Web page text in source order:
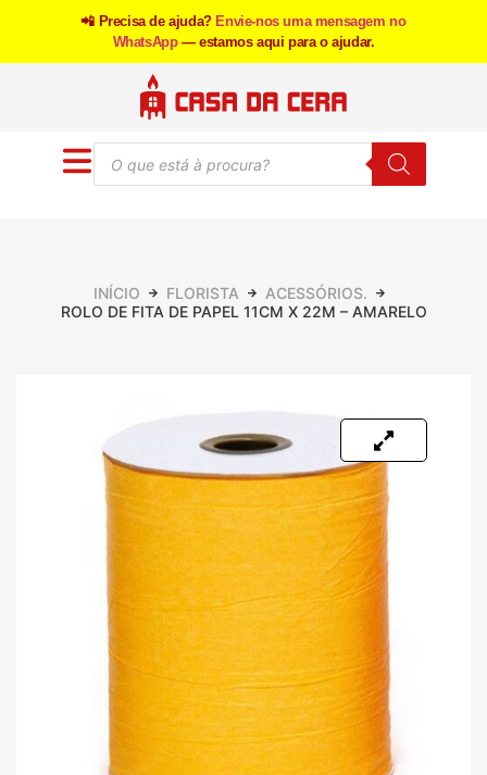
📲 Precisa de ajuda? Envie-nos uma mensagem no
WhatsApp — estamos aqui para o ajudar.
INÍCIO FLORISTA
ACESSÓRIOS.
ROLO DE FITA DE PAPEL 11CM X 22M – AMARELO